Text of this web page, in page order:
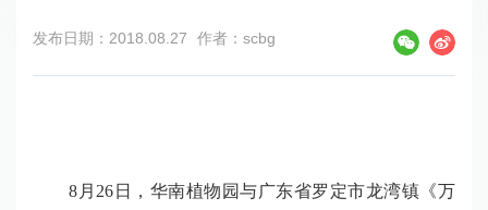
发布日期：2018.08.27 作者：scbg
8 月 26 日，华南植物园与广东省罗定市龙湾镇《万